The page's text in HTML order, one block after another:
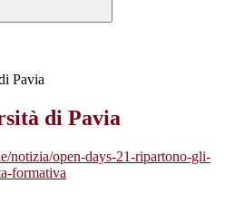
Pavia
di Pavia
notizia/open-days-21-ripartono-gli-
formativa